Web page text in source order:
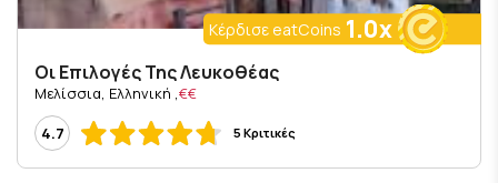
Κέρδισε eatCoins 1.0x
Οι Επιλογές Της Λευκοθέας
€€
, Μελίσσια, Ελληνική
4.7
5 Κριτικές